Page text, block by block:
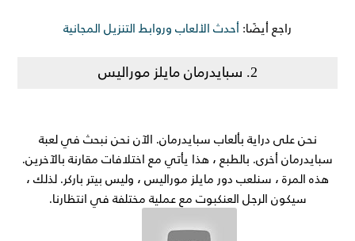
راجع أيضًا: أحدث الألعاب وروابط التنزيل المجانية
2. سبايدرمان مايلز موراليس
نحن على دراية بألعاب سبايدرمان. الآن نحن نبحث في لعبة
سبايدرمان أخرى. بالطبع ، هذا يأتي مع اختلافات مقارنة بالآخرين.
هذه المرة ، سنلعب دور مايلز موراليس ، وليس بيتر باركر. لذلك ،
سيكون الرجل العنكبوت مع عملية مختلفة في انتظارنا.